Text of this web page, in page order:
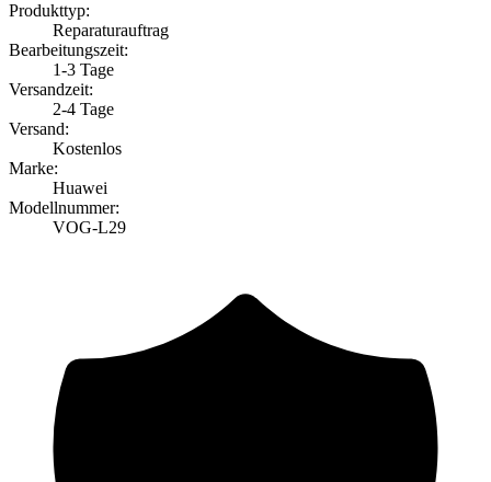
Produkttyp:
Reparaturauftrag
Bearbeitungszeit:
1-3 Tage
Versandzeit:
2-4 Tage
Versand:
Kostenlos
Marke:
Huawei
Modellnummer:
VOG-L29